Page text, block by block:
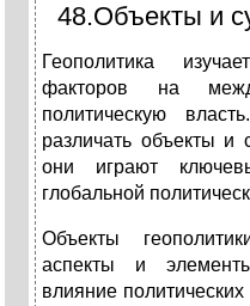
48.Объекты и
Геополитика
факторов на
политическую
различать объекты и
они играют
глобальной
Объекты
аспекты и
влияние